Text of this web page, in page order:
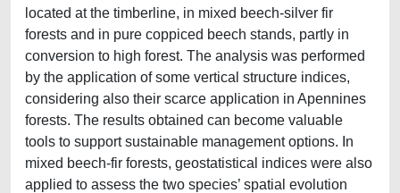
located at the timberline, in mixed beech-silver fir
forests and in pure coppiced beech stands, partly in
conversion to high forest. The analysis was performed
by the application of some vertical structure indices,
considering also their scarce application in Apennines
forests. The results obtained can become valuable
tools to support sustainable management options. In
mixed beech-fir forests, geostatistical indices were also
applied to assess the two species’ spatial evolution